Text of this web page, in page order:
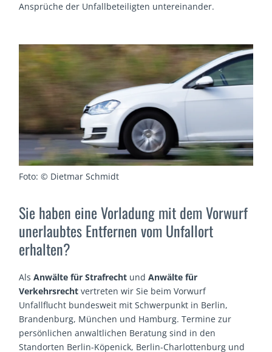
Ansprüche der Unfallbeteiligten untereinander.
Foto: © Dietmar Schmidt
Sie haben eine Vorladung mit dem Vorwurf
unerlaubtes Entfernen vom Unfallort
erhalten?
AlsAnwälte für Strafrecht undAnwälte für
Verkehrsrecht vertreten wir Sie beim Vorwurf
Unfallflucht bundesweit mit Schwerpunkt in Berlin,
Brandenburg, München und Hamburg. Termine zur
persönlichen anwaltlichen Beratung sind in den
Standorten Berlin-Köpenick, Berlin-Charlottenburg und